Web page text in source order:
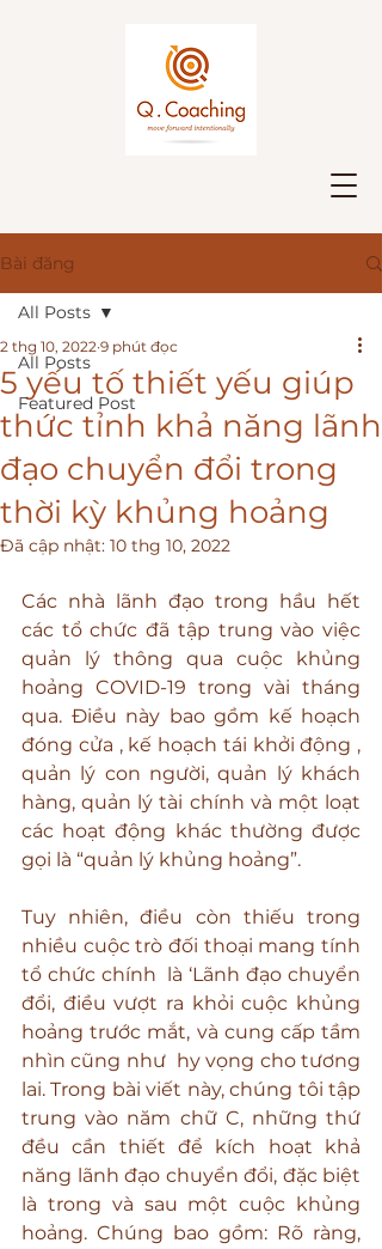
Bài đăng
All Posts
Featured Post
All Posts
5 yếu tố thiết yếu giúp
thức tỉnh khả năng lãnh
đạo chuyển đổi trong
thời kỳ khủng hoảng
2 thg 10, 2022 9 phút đọc
Đã cập nhật: 10 thg 10, 2022
Các nhà lãnh đạo trong hầu hết
các tổ chức đã tập trung vào việc
quản lý thông qua cuộc khủng
hoảng COVID-19 trong vài tháng
qua. Điều này bao gồm kế hoạch
đóng cửa , kế hoạch tái khởi động ,
quản lý con người, quản lý khách
hàng, quản lý tài chính và một loạt
các hoạt động khác thường được
gọi là “quản lý khủng hoảng”.
Tuy nhiên, điều còn thiếu trong
nhiều cuộc trò đối thoại mang tính
tổ chức chính  là ‘Lãnh đạo chuyển
đổi, điều vượt ra khỏi cuộc khủng
hoảng trước mắt, và cung cấp tầm
nhìn cũng như  hy vọng cho tương
lai. Trong bài viết này, chúng tôi tập
trung vào năm chữ C, những thứ
đều cần thiết để kích hoạt khả
năng lãnh đạo chuyển đổi, đặc biệt
là trong và sau một cuộc khủng
hoảng. Chúng bao gồm: Rõ ràng,